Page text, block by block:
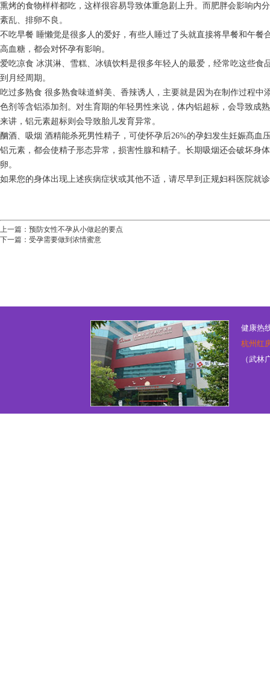
熏烤的食物样样都吃，这样很容易导致体重急剧上升。而肥胖会影响内
紊乱、排卵不良。
不吃早餐 睡懒觉是很多人的爱好，有些人睡过了头就直接将早餐和午餐
高血糖，都会对怀孕有影响。
爱吃凉食 冰淇淋、雪糕、冰镇饮料是很多年轻人的最爱，经常吃这些食
到月经周期。
吃过多熟食 很多熟食味道鲜美、香辣诱人，主要就是因为在制作过程中
色剂等含铝添加剂。对生育期的年轻男性来说，体内铝超标，会导致成
来讲，铝元素超标则会导致胎儿发育异常。
酗酒、吸烟 酒精能杀死男性精子，可使怀孕后26%的孕妇发生妊娠髙血
铝元素，都会使精子形态异常，损害性腺和精子。长期吸烟还会破坏身
卵。
如果您的身体出现上述疾病症状或其他不适，请尽早到正规妇科医院就
上一篇： 预防女性不孕从小做起的要点
下一篇： 受孕需要做到浓情蜜意
健康热
杭州红
（武